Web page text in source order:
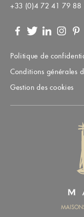
+33 (0)4 72 41 79 88
Politique de
Conditions générales
Gestion des cookies